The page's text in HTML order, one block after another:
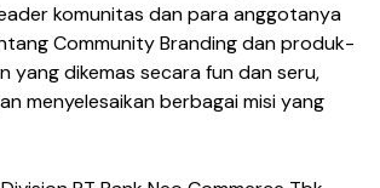
komunitas dan para anggotanya
Community Branding dan produk-
yang dikemas secara fun dan seru,
menyelesaikan berbagai misi yang